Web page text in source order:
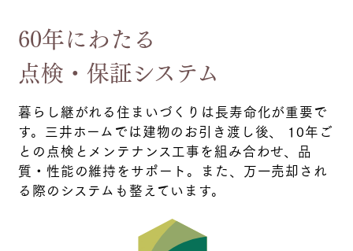
60年にわたる
点検・保証システム
暮らし継がれる住まいづくりは長寿命化が重要で
す。三井ホームでは建物のお引き渡し後、 10年ご
との点検とメンテナンス工事を組み合わせ、品
質・性能の維持をサポート。また、万一売却され
る際のシステムも整えています。